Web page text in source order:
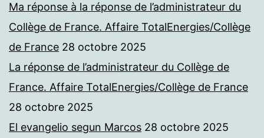
Ma réponse à la réponse de l’administrateur du
Collège de France. Affaire TotalEnergies/Collège
de France 28 octobre 2025
La réponse de l’administrateur du Collège de
France. Affaire TotalEnergies/Collège de France
28 octobre 2025
El evangelio segun Marcos 28 octobre 2025